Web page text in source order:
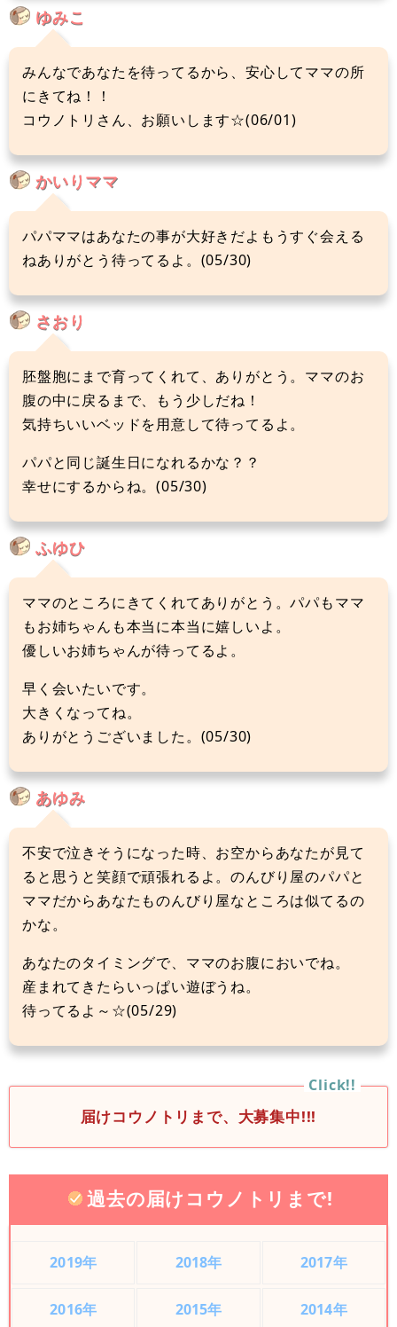
ゆみこ
みんなであなたを待ってるから、安心してママの所
にきてね！！
コウノトリさん、お願いします☆(06/01)
かいりママ
パパママはあなたの事が大好きだよもうすぐ会える
ねありがとう待ってるよ。(05/30)
さおり
胚盤胞にまで育ってくれて、ありがとう。ママのお
腹の中に戻るまで、もう少しだね！
気持ちいいベッドを用意して待ってるよ。
パパと同じ誕生日になれるかな？？
幸せにするからね。(05/30)
ふゆひ
ママのところにきてくれてありがとう。パパもママ
もお姉ちゃんも本当に本当に嬉しいよ。
優しいお姉ちゃんが待ってるよ。
早く会いたいです。
大きくなってね。
ありがとうございました。(05/30)
あゆみ
不安で泣きそうになった時、お空からあなたが見て
ると思うと笑顔で頑張れるよ。のんびり屋のパパと
ママだからあなたものんびり屋なところは似てるの
かな。
あなたのタイミングで、ママのお腹においでね。
産まれてきたらいっぱい遊ぼうね。
待ってるよ～☆(05/29)
届けコウノトリまで、大募集中!!!
過去の届けコウノトリまで!
2019年 2018年 2017年
2016年 2015年 2014年